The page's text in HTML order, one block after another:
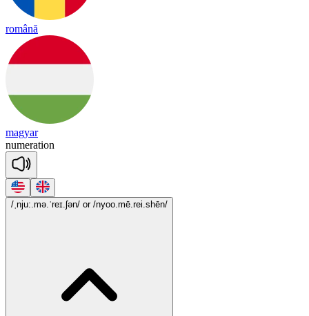
română
magyar
numeration
/ˌnju:.mə.ˈreɪ.ʃən/ or /nyoo.mē.rei.shēn/